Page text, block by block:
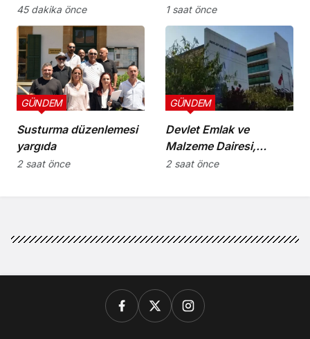
cumartesi günü
düzenlenecek törenle
anılacak
45 dakika önce 1 saat önce
Susturma düzenlemesi
yargıda
GÜNDEM
2 saat önce
Devlet Emlak ve
Malzeme Dairesi,
kullanılmış eşya ve
GÜNDEM
2 saat önce